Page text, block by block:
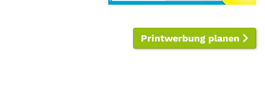
Printwerbung planen